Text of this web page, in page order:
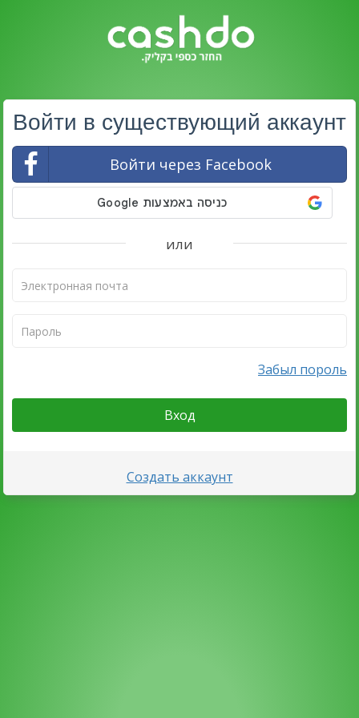
Войти в существующий аккаунт
Войти через Facebook
или
Забыл пороль
Вход
Создать аккаунт